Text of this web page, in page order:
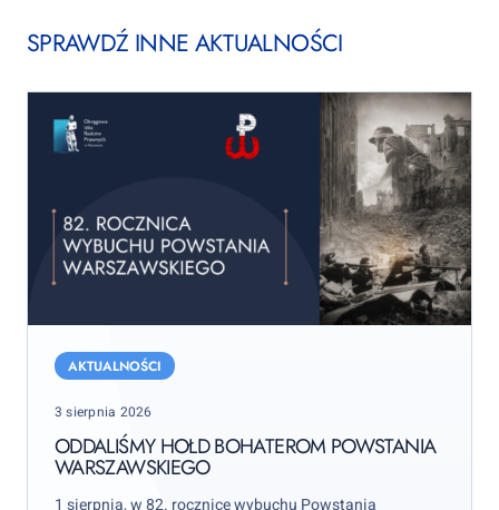
SPRAWDŹ INNE AKTUALNOŚCI
hołd
Powstania
Warszawskiego
AKTUALNOŚCI
Posted
3 sierpnia 2026
ODDALIŚMY HOŁD BOHATEROM POWSTANIA
WARSZAWSKIEGO
1 sierpnia, w 82. rocznicę wybuchu Powstania